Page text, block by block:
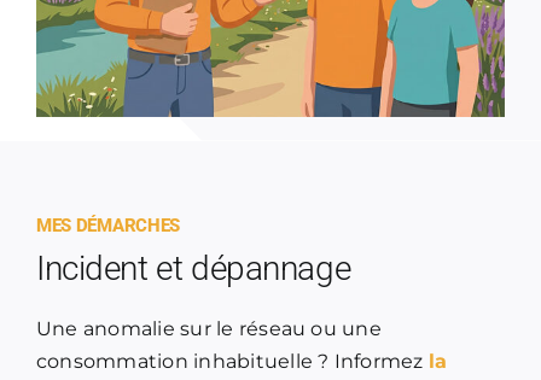
MES DÉMARCHES
Incident et dépannage
Une anomalie sur le réseau ou une
consommation inhabituelle ? Informez la